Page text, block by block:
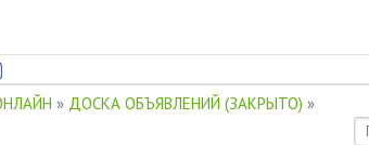
» ДОСКА ОБЪЯВЛЕНИЙ (ЗАКРЫТО) »